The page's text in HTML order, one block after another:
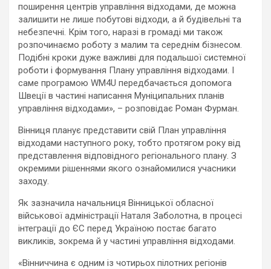
поширення центрів управління відходами, де можна
залишити не лише побутові відходи, а й будівельні та
небезпечні. Крім того, наразі в громаді ми також
розпочинаємо роботу з малим та середнім бізнесом.
Подібні кроки дуже важливі для подальшої системної
роботи і формування Плану управління відходами. І
саме програмою WM4U передбачається допомога
Швеції в частині написання Муніципальних планів
управління відходами», – розповідає Роман Фурман.
Вінниця планує представити свій План управління
відходами наступного року, тобто протягом року від
представлення відповідного регіонального плану. З
окремими рішеннями якого ознайомилися учасники
заходу.
Як зазначила начальниця Вінницької обласної
військової адміністрації Наталя Заболотна, в процесі
інтеграції до ЄС перед Україною постає багато
викликів, зокрема й у частині управління відходами.
«Вінниччина є одним із чотирьох пілотних регіонів